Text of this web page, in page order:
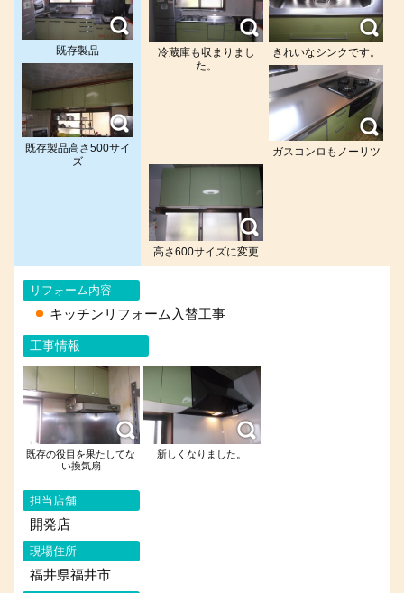
既存製品
既存製品高さ500サイ
ズ
冷蔵庫も収まりまし
た。
きれいなシンクです。
ガスコンロもノーリツ
高さ600サイズに変更
リフォーム内容
キッチンリフォーム入替工事
工事情報
既存の役目を果たしてな
い換気扇
新しくなりました。
担当店舗
開発店
現場住所
福井県福井市